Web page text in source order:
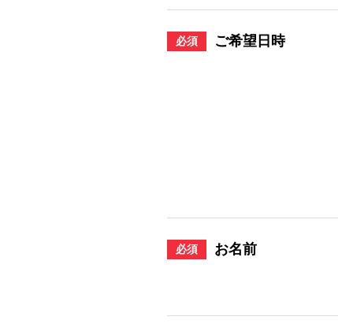
ご希望日時
必須
お名前
必須